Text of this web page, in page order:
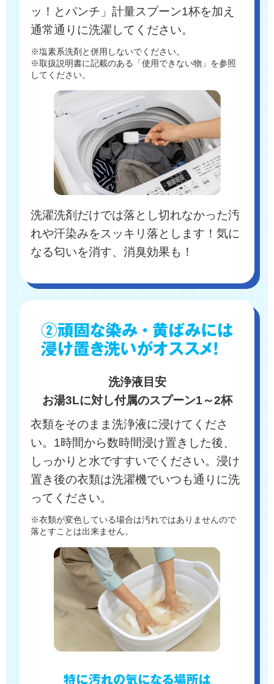
ッ！とパンチ」計量スプーン1杯を加え
通常通りに洗濯してください。
※塩素系洗剤と併用しないでください。
※取扱説明書に記載のある「使用できない物」を参照
してください。
洗濯洗剤だけでは落とし切れなかった汚
れや汗染みをスッキリ落とします！気に
なる匂いを消す、消臭効果も！
洗浄液目安
お湯3Lに対し付属のスプーン1～2杯
衣類をそのまま洗浄液に浸けてくださ
い。1時間から数時間浸け置きした後、
しっかりと水ですすいでください。浸け
置き後の衣類は洗濯機でいつも通りに洗
ってください。
※衣類が変色している場合は汚れではありませんので
落とすことは出来ません。